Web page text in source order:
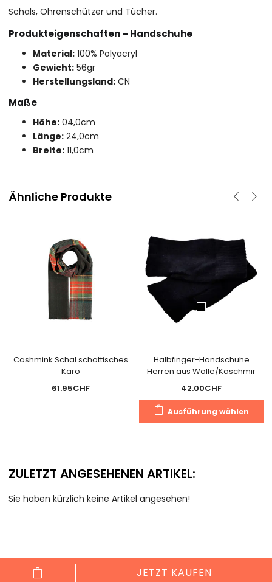
JETZT KAUFEN
Schals, Ohrenschützer und Tücher.
Produkteigenschaften – Handschuhe
Material: 100% Polyacryl
Gewicht: 56gr
Herstellungsland: CN
Maße
Höhe: 04,0cm
Länge: 24,0cm
Breite: 11,0cm
Ähnliche Produkte
Cashmink Schal schottisches
Karo
61.95CHF
Halbfinger-Handschuhe
Herren aus Wolle/Kaschmir
42.00CHF
Ausführung wählen
ZULETZT ANGESEHENEN ARTIKEL:
Sie haben kürzlich keine Artikel angesehen!